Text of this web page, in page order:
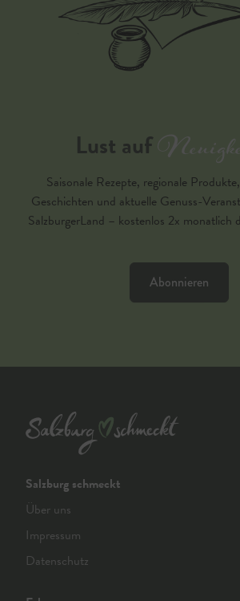
Lust auf
Saisonale Rezepte, regionale
Geschichten und aktuelle Genuss-
SalzburgerLand – kostenlos 2x monatlich
Abonnieren
Salzburg schmeckt
Über uns
Impressum
Datenschutz